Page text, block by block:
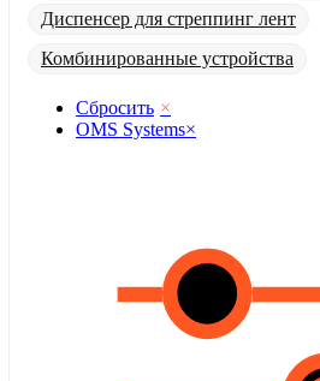
Диспенсер для стреппинг лент
Комбинированные устройства
Сбросить ×
OMS Systems×